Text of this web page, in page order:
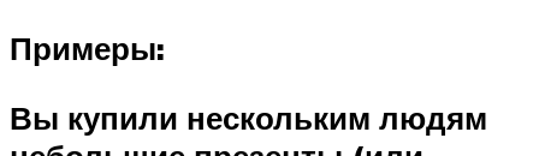
Примеры:
Вы купили нескольким людям